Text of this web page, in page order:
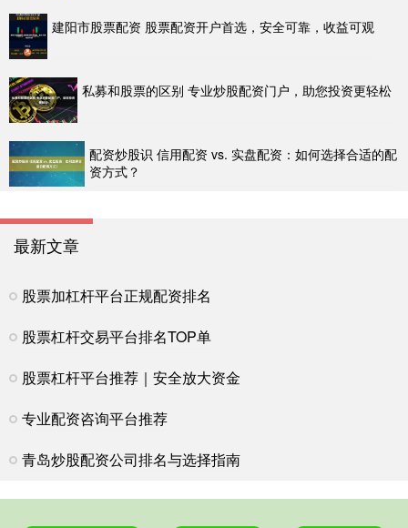
建阳市股票配资 股票配资开户首选，安全可靠，收益可观
私募和股票的区别 专业炒股配资门户，助您投资更轻松
配资炒股识 信用配资 vs. 实盘配资：如何选择合适的配
资方式？
最新文章
股票加杠杆平台正规配资排名
股票杠杆交易平台排名TOP单
股票杠杆平台推荐｜安全放大资金
专业配资咨询平台推荐
青岛炒股配资公司排名与选择指南